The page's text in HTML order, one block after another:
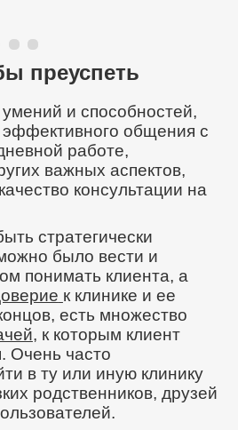
преуспеть
и способностей,
общения с
работе,
важных аспектов,
консультации на
стратегически
было вести и
понимать клиента, а
к клинике и ее
есть множество
, к которым клиент
Очень часто
в ту или иную клинику
родственников, друзей